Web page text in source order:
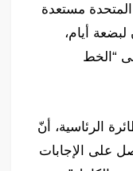
المتحدة مستعدة
لبضعة أيام،
“الخط
الرئاسية، أنّ
على الإجابات